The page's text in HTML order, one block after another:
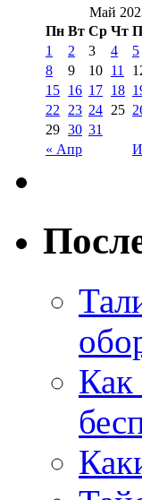
Май
Пн Вт Ср Чт
« Апр
1 2 3 4 5
8
9 10 11
15 16 17 18
22
23 24 25
29 30 31
Как